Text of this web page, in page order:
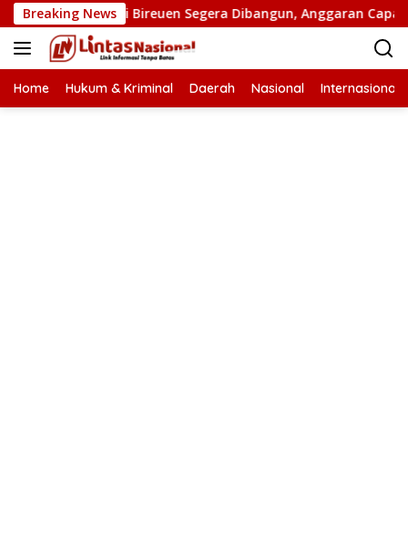
Langsung
ke
konten
Breaking News
Putus di Bireuen Segera Dibangun, Anggaran Capai 500 M
Home Hukum & Kriminal Daerah Nasional Internasional